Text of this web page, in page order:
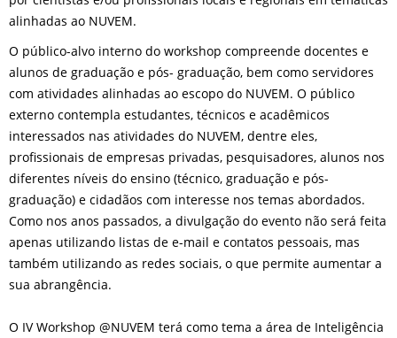
alinhadas ao NUVEM.
O público-alvo interno do workshop compreende docentes e
alunos de graduação e pós- graduação, bem como servidores
com atividades alinhadas ao escopo do NUVEM. O público
externo contempla estudantes, técnicos e acadêmicos
interessados nas atividades do NUVEM, dentre eles,
profissionais de empresas privadas, pesquisadores, alunos nos
diferentes níveis do ensino (técnico, graduação e pós-
graduação) e cidadãos com interesse nos temas abordados.
Como nos anos passados, a divulgação do evento não será feita
apenas utilizando listas de e-mail e contatos pessoais, mas
também utilizando as redes sociais, o que permite aumentar a
sua abrangência.
O IV Workshop @NUVEM terá como tema a área de Inteligência